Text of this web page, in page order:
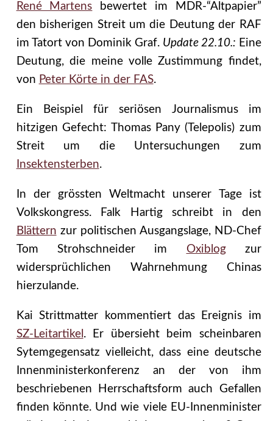
René Martens bewertet im MDR-“Altpapier”
den bisherigen Streit um die Deutung der RAF
im Tatort von Dominik Graf. Update 22.10.: Eine
Deutung, die meine volle Zustimmung findet,
von Peter Körte in der FAS.
Ein Beispiel für seriösen Journalismus im
hitzigen Gefecht: Thomas Pany (Telepolis) zum
Streit um die Untersuchungen zum
Insektensterben.
In der grössten Weltmacht unserer Tage ist
Volkskongress. Falk Hartig schreibt in den
Blättern zur politischen Ausgangslage, ND-Chef
Tom Strohschneider im Oxiblogzur
widersprüchlichen Wahrnehmung Chinas
hierzulande.
Kai Strittmatter kommentiert das Ereignis im
SZ-Leitartikel . Er übersieht beim scheinbaren
Sytemgegensatz vielleicht, dass eine deutsche
Innenministerkonferenz an der von ihm
beschriebenen Herrschaftsform auch Gefallen
finden könnte. Und wie viele EU-Innenminister